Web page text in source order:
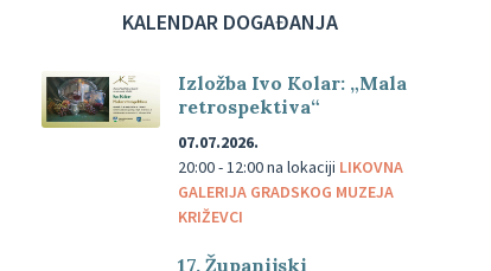
KALENDAR DOGAĐANJA
Izložba Ivo Kolar: „Mala
retrospektiva“
07.07.2026.
20:00 - 12:00na lokaciji LIKOVNA
GALERIJA GRADSKOG MUZEJA
KRIŽEVCI
17. Županijski